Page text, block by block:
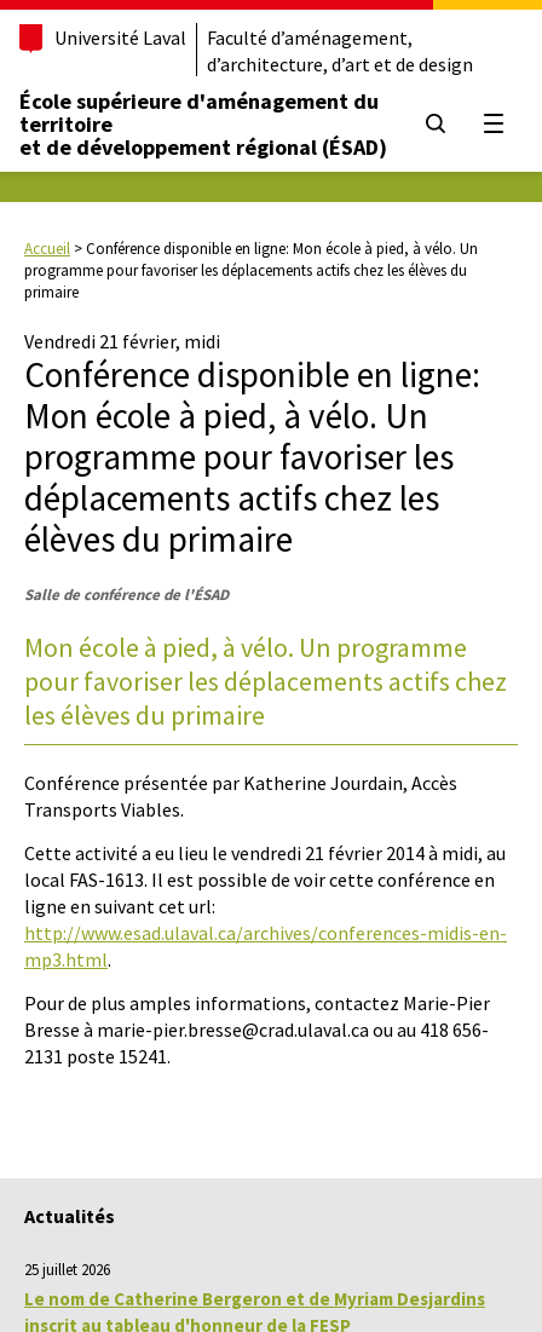
Université Laval
Faculté d’aménagement,
d’architecture, d’art et de design
École supérieure d'aménagement du
territoire
et de développement régional (ÉSAD)
Accueil >Conférence disponible en ligne: Mon école à pied, à vélo. Un
programme pour favoriser les déplacements actifs chez les élèves du
primaire
Vendredi 21 février, midi
Conférence disponible en ligne:
Mon école à pied, à vélo. Un
programme pour favoriser les
déplacements actifs chez les
élèves du primaire
Salle de conférence de l'ÉSAD
Mon école à pied, à vélo. Un programme
pour favoriser les déplacements actifs chez
les élèves du primaire
Conférence présentée par Katherine Jourdain, Accès
Transports Viables.
Cette activité a eu lieu le vendredi 21 février 2014 à midi, au
local FAS-1613. Il est possible de voir cette conférence en
ligne en suivant cet url:
http://www.esad.ulaval.ca/archives/conferences-midis-en-
mp3.html.
Pour de plus amples informations, contactez Marie-Pier
Bresse à marie-pier.bresse@crad.ulaval.ca ou au 418 656-
2131 poste 15241.
Actualités
25 juillet 2026
Le nom de Catherine Bergeron et de Myriam Desjardins
inscrit au tableau d'honneur de la FESP